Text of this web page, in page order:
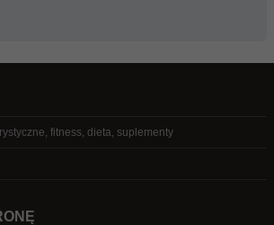
fitness, dieta, suplementy